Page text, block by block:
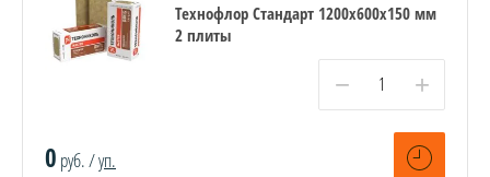
Технофлор Стандарт 1200х600х150 мм
2 плиты
− +
0 руб. /уп.